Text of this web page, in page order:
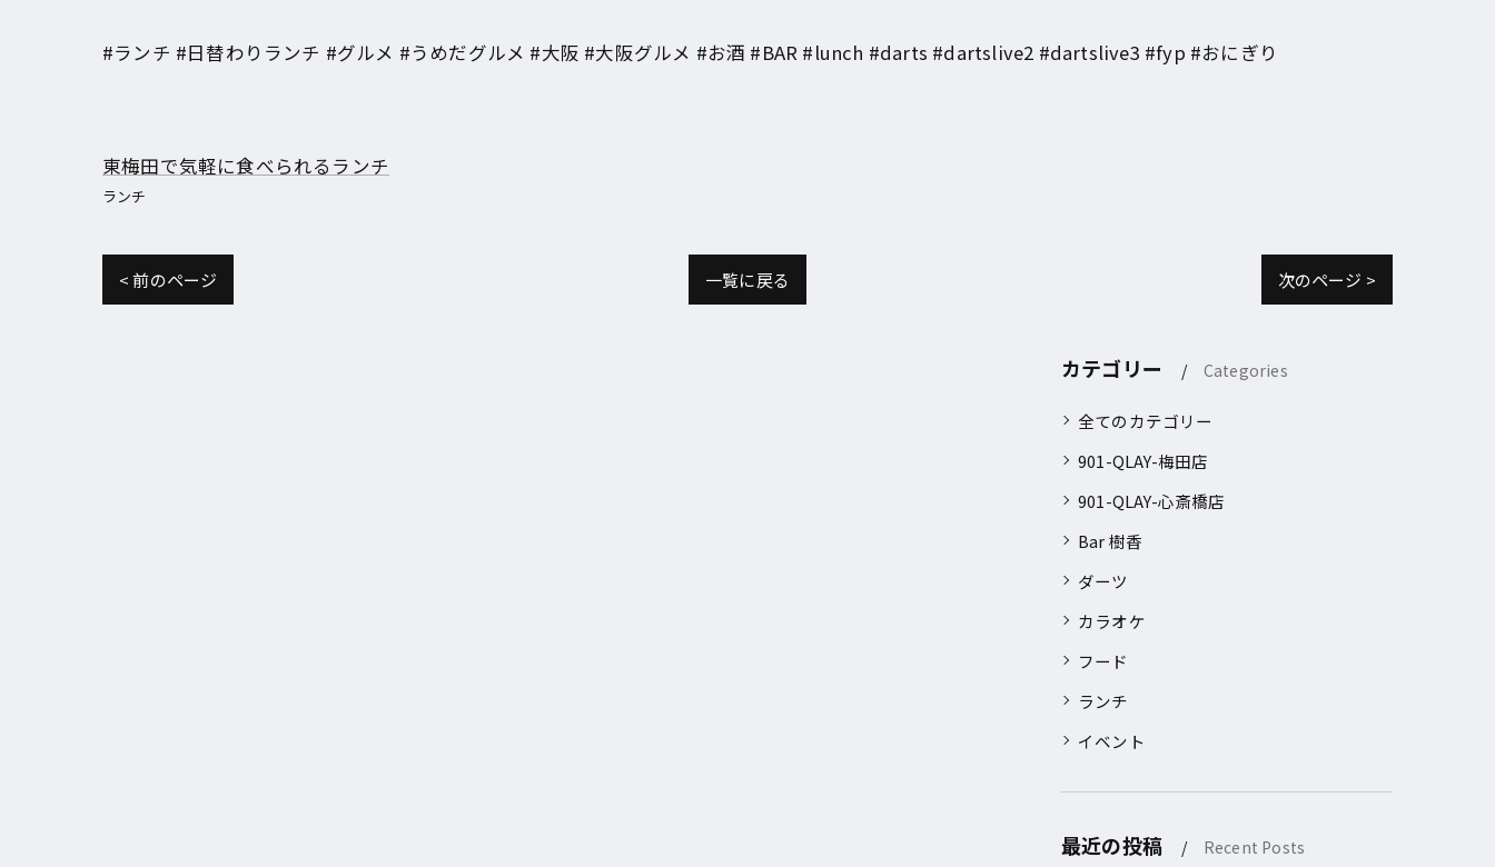
#ランチ #日替わりランチ #グルメ #うめだグルメ #大阪 #大阪グルメ #お酒 #BAR #lunch #darts #dartslive2 #dartslive3 #fyp #おにぎり
東梅田で気軽に食べられるランチ
ランチ
< 前のページ 一覧に戻る 次のページ >
カテゴリー Categories
全てのカテゴリー
901-QLAY-梅田店
901-QLAY-心斎橋店
Bar 樹香
ダーツ
カラオケ
フード
ランチ
イベント
最近の投稿 Recent Posts